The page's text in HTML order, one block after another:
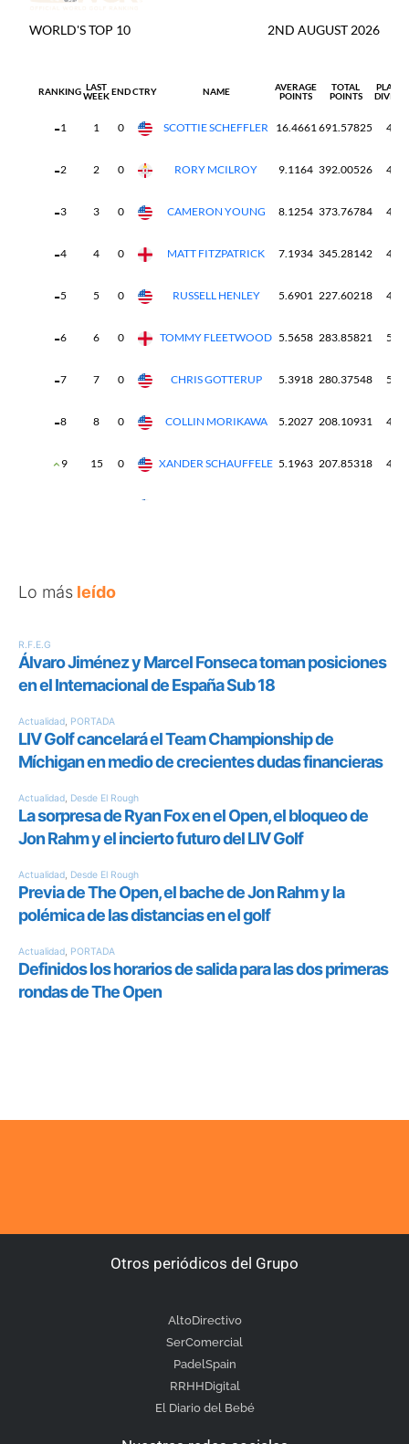
Lo más leído
Otros periódicos del Grupo
AltoDirectivo
SerComercial
PadelSpain
RRHHDigital
El Diario del Bebé